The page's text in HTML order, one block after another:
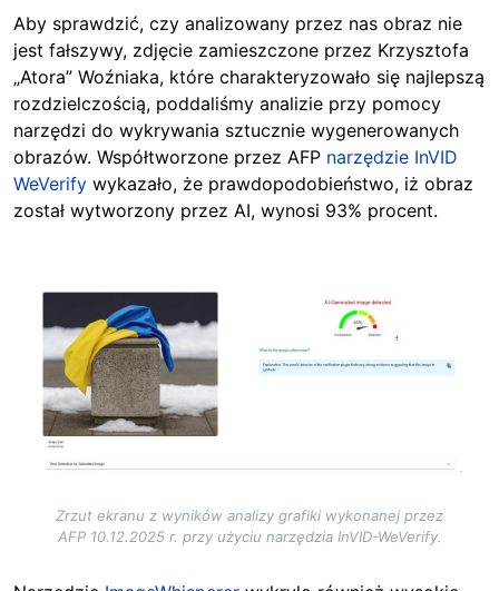
Aby sprawdzić, czy analizowany przez nas obraz nie
jest fałszywy, zdjęcie zamieszczone przez Krzysztofa
„Atora” Woźniaka, które charakteryzowało się najlepszą
rozdzielczością, poddaliśmy analizie przy pomocy
narzędzi do wykrywania sztucznie wygenerowanych
obrazów. Współtworzone przez AFP narzędzie InVID
WeVerify wykazało, że prawdopodobieństwo, iż obraz
został wytworzony przez AI, wynosi 93% procent.
Image
Zrzut ekranu z wyników analizy grafiki wykonanej przez
AFP 10.12.2025 r. przy użyciu narzędzia InVID-WeVerify.